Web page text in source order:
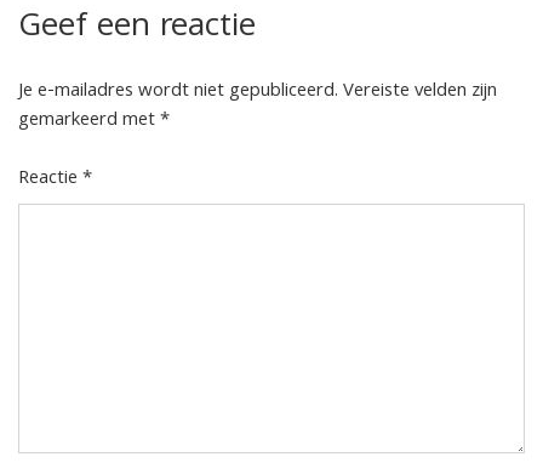
Geef een reactie
Je e-mailadres wordt niet gepubliceerd.Vereiste velden zijn
gemarkeerd met*
Reactie*